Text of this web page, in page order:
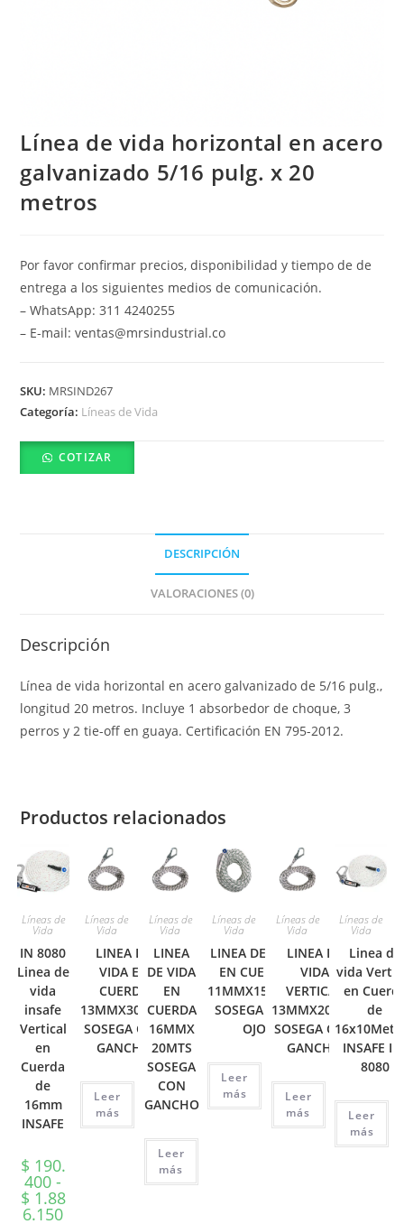
Línea de vida horizontal en acero
galvanizado 5/16 pulg. x 20
metros
Por favor confirmar precios, disponibilidad y tiempo de de
entrega a los siguientes medios de comunicación.
– WhatsApp: 311 4240255
– E-mail: ventas@mrsindustrial.co
SKU: MRSIND267
Categoría: Líneas de Vida
COTIZAR
DESCRIPCIÓN
VALORACIONES (0)
Descripción
Línea de vida horizontal en acero galvanizado de 5/16 pulg.,
longitud 20 metros. Incluye 1 absorbedor de choque, 3
perros y 2 tie-off en guaya. Certificación EN 795-2012.
Productos relacionados
Líneas de
Vida
IN 8080
Linea de
vida
insafe
Vertical
en
Cuerda
de
16mm
INSAFE
$ 190.
400 -
$ 1.88
6.150Rango
Líneas de
Vida
LINEA DE
VIDA EN
CUERDA
13MMX30MTS
SOSEGA CON
GANCHO
Leer
más
Líneas de
Vida
LINEA
DE VIDA
EN
CUERDA
16MMX
20MTS
SOSEGA
CON
GANCHO
Leer
más
Líneas de
Vida
LINEA DE VIDA
EN CUERDA
11MMX150MTS
SOSEGA CON
OJO
Leer
más
Líneas de
Vida
LINEA DE
VIDA
VERTICAL
13MMX20MTS
SOSEGA CON
GANCHO
Leer
más
Líneas de
Vida
Linea de
vida
en
de
INSAFE
8080
Leer
más